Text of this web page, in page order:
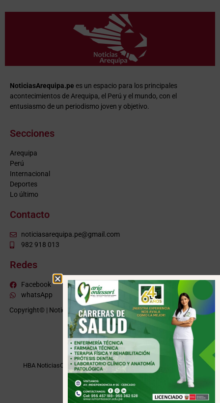
NoticiasArequipa.pe es un espacio para los principales
acontecimientos de Arequipa, el Perú y el mundo, con el
entusiasmo de un periodismo joven y objetivo.
Secciones
Arequipa
Perú
Internacional
Deportes
Lo último
Contacto
noticiasarequipa.pe@gmail.com
982 918 013
Redes
Facebook
whatsApp
Copyright© | NoticiasArequipa.pe | Grupo HBA Noticias| Todos los
derechos reservados
VISITE TAMBIÉN
HBA NoticiasCusco InformaMoquegua Noticias Tacna Noticias
Puno Noticias